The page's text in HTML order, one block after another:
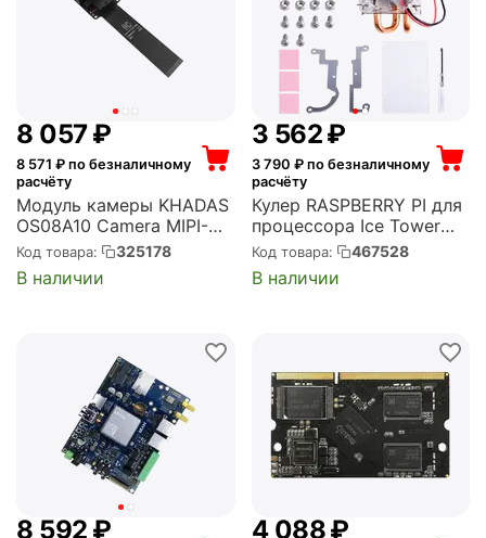
8 057₽
8 571 ₽ по безналичному
расчёту
Модуль камеры KHADAS
OS08A10 Camera MIPI-
CSI, 4 lane OS08A10 8MP
HDR Camera, (K-CM-002)
Код товара: 325178
В наличии
3 562₽
3 790 ₽ по безналичному
расчёту
Кулер RASPBERRY PI для
процессора Ice Tower
CPU for , Low Profile
(RPI-LPCOOL)
Код товара: 467528
В наличии
8 592 ₽ 4 088₽